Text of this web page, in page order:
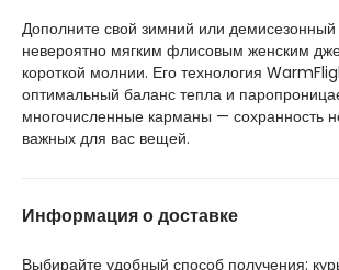
Дополните свой зимний или демисезонный
невероятно мягким флисовым женским
короткой молнии. Его технология
оптимальный баланс тепла и
многочисленные карманы — сохранность
важных для вас вещей.
Информация о доставке
Выбирайте удобный способ получения: